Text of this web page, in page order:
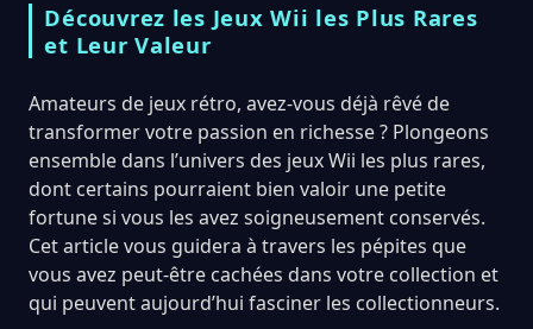
Découvrez les Jeux Wii les Plus Rares
et Leur Valeur
Amateurs de jeux rétro, avez-vous déjà rêvé de
transformer votre passion en richesse ? Plongeons
ensemble dans l’univers des jeux Wii les plus rares,
dont certains pourraient bien valoir une petite
fortune si vous les avez soigneusement conservés.
Cet article vous guidera à travers les pépites que
vous avez peut-être cachées dans votre collection et
qui peuvent aujourd’hui fasciner les collectionneurs.